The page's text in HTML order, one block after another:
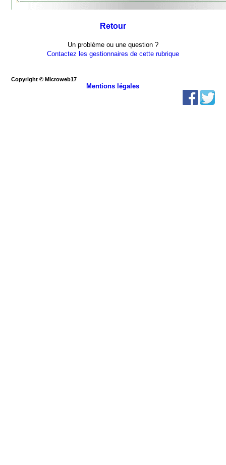
Retour
Un problème ou une question ?
Contactez les gestionnaires de cette rubrique
Copyright © Microweb17
Mentions légales